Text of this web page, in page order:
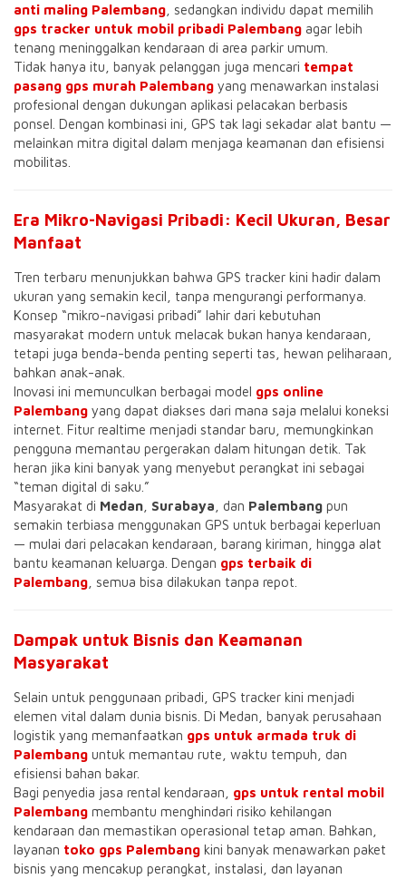
anti maling Palembang , sedangkan individu dapat memilih
gps tracker untuk mobil pribadi Palembang agar lebih
tenang meninggalkan kendaraan di area parkir umum.
Tidak hanya itu, banyak pelanggan juga mencari tempat
pasang gps murah Palembang yang menawarkan instalasi
profesional dengan dukungan aplikasi pelacakan berbasis
ponsel. Dengan kombinasi ini, GPS tak lagi sekadar alat bantu —
melainkan mitra digital dalam menjaga keamanan dan efisiensi
mobilitas.
Era Mikro-Navigasi Pribadi: Kecil Ukuran, Besar
Manfaat
Tren terbaru menunjukkan bahwa GPS tracker kini hadir dalam
ukuran yang semakin kecil, tanpa mengurangi performanya.
Konsep “mikro-navigasi pribadi” lahir dari kebutuhan
masyarakat modern untuk melacak bukan hanya kendaraan,
tetapi juga benda-benda penting seperti tas, hewan peliharaan,
bahkan anak-anak.
Inovasi ini memunculkan berbagai model gps online
Palembang yang dapat diakses dari mana saja melalui koneksi
internet. Fitur realtime menjadi standar baru, memungkinkan
pengguna memantau pergerakan dalam hitungan detik. Tak
heran jika kini banyak yang menyebut perangkat ini sebagai
“teman digital di saku.”
Masyarakat di Medan Surabaya , dan Palembang pun
semakin terbiasa menggunakan GPS untuk berbagai keperluan
— mulai dari pelacakan kendaraan, barang kiriman, hingga alat
bantu keamanan keluarga. Dengan gps terbaik di
Palembang , semua bisa dilakukan tanpa repot.
Dampak untuk Bisnis dan Keamanan
Masyarakat
Selain untuk penggunaan pribadi, GPS tracker kini menjadi
elemen vital dalam dunia bisnis. Di Medan, banyak perusahaan
logistik yang memanfaatkan gps untuk armada truk di
Palembang untuk memantau rute, waktu tempuh, dan
efisiensi bahan bakar.
Bagi penyedia jasa rental kendaraan, gps untuk rental mobil
Palembang membantu menghindari risiko kehilangan
kendaraan dan memastikan operasional tetap aman. Bahkan,
layanan toko gps Palembang kini banyak menawarkan paket
bisnis yang mencakup perangkat, instalasi, dan layanan